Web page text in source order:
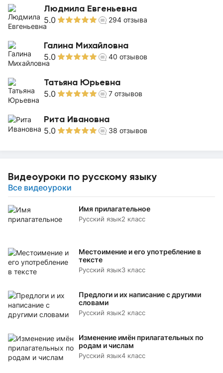
Людмила Евгеньевна
5.0 294 отзыва
Галина Михайловна
5.0 40 отзывов
Татьяна Юрьевна
5.0 7 отзывов
Рита Ивановна
5.0 38 отзывов
Видеоуроки по русскому языку
Все видеоуроки
Имя прилагательное
Русский язык2 класс
Местоимение и его употребление в
тексте
Русский язык3 класс
Предлоги и их написание с другими
словами
Русский язык2 класс
Изменение имён прилагательных по
родам и числам
Русский язык4 класс